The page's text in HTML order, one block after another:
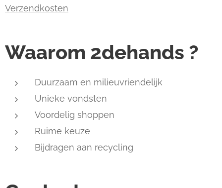
Verzendkosten
Waarom 2dehands ?
Duurzaam en milieuvriendelijk
Unieke vondsten
Voordelig shoppen
Ruime keuze
Bijdragen aan recycling